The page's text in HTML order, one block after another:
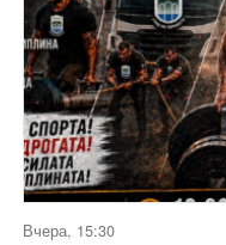
Вчера, 15:30